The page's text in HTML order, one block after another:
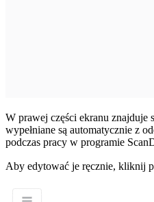
W prawej części ekranu znajduje
wypełniane są automatycznie z
podczas pracy w programie
Aby edytować je ręcznie, kliknij